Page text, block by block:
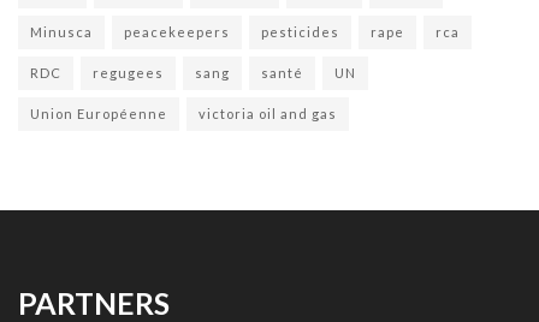
Minusca peacekeepers pesticides rape rca
RDC regugees sang santé UN
Union Européenne victoria oil and gas
PARTNERS